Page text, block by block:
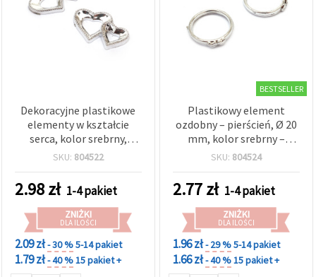
Dekoracyjne plastikowe
elementy w kształcie
serca, kolor srebrny,
28×17 mm – 10 szt.
SKU: 804522
2.98zł 1-4 pakiet
ZNIŻKI
DLA ILOŚCI
2.09 zł- 30 %5-14 pakiet
1.79 zł- 40 %15 pakiet +
BESTSELLER
Plastikowy element
ozdobny – pierścień, Ø 20
mm, kolor srebrny –
zestaw 10 szt., do
SKU: 804524
2.77zł 1-4 pakiet
ZNIŻKI
DLA ILOŚCI
1.96 zł- 29 %5-14 pakiet
1.66 zł- 40 %15 pakiet +